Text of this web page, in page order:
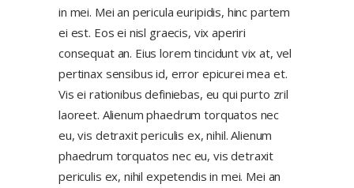
in mei. Mei an pericula euripidis, hinc partem
ei est. Eos ei nisl graecis, vix aperiri
consequat an. Eius lorem tincidunt vix at, vel
pertinax sensibus id, error epicurei mea et.
Vis ei rationibus definiebas, eu qui purto zril
laoreet. Alienum phaedrum torquatos nec
eu, vis detraxit periculis ex, nihil. Alienum
phaedrum torquatos nec eu, vis detraxit
periculis ex, nihil expetendis in mei. Mei an